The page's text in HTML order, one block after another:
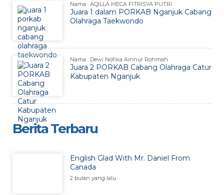
Nama : AQILLA MECA FITRISYA PUTRI
Juara 1 dalam PORKAB Nganjuk Cabang
Olahraga Taekwondo
Nama : Dewi Nofika Ainnur Rohmah
Juara 2 PORKAB Cabang Olahraga Catur
Kabupaten Nganjuk
Berita Terbaru
English Glad With Mr. Daniel From
Canada
2 bulan yang lalu